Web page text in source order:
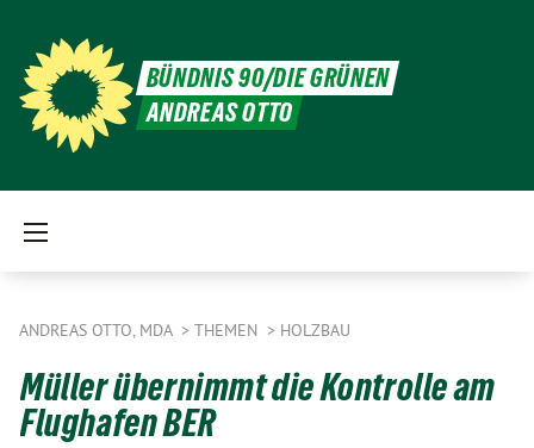
BÜNDNIS 90/DIE GRÜNEN
ANDREAS OTTO
ANDREAS OTTO, MDA THEMEN HOLZBAU
Müller übernimmt die Kontrolle am
Flughafen BER